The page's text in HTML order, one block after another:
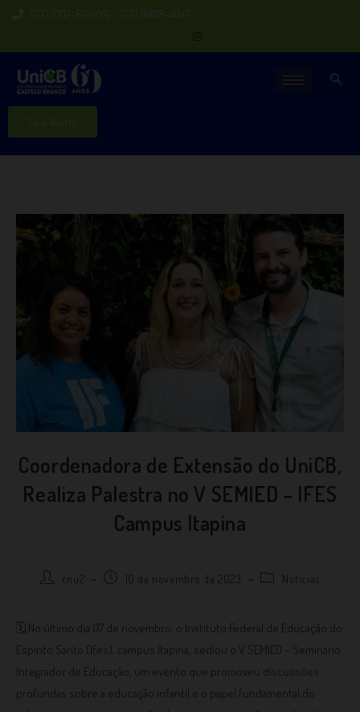
(27) 2102-6000 (27) 98118-4047
Seja Aluno
Coordenadora de Extensão do UniCB,
Realiza Palestra no V SEMIED – IFES
Campus Itapina
cnu2 10 de novembro de 2023 Notícias
🗓 No último dia 07 de novembro, o Instituto Federal de Educação do
Espírito Santo (Ifes), campus Itapina, sediou o V SEMIED – Seminário
Integrador de Educação, um evento que promoveu discussões
profundas sobre a educação infantil e o papel fundamental do